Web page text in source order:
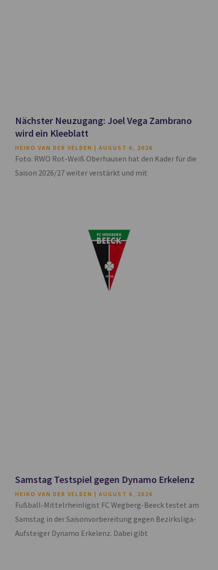
Nächster Neuzugang: Joel Vega Zambrano
wird ein Kleeblatt
HEIKO VAN DER VELDEN AUGUST 6, 2026
Foto: RWO Rot-Weiß Oberhausen hat den Kader für die
Saison 2026/27 weiter verstärkt und mit
Samstag Testspiel gegen Dynamo Erkelenz
HEIKO VAN DER VELDEN AUGUST 6, 2026
Fußball-Mittelrheinligist FC Wegberg-Beeck testet am
Samstag in der Saisonvorbereitung gegen Bezirksliga-
Aufsteiger Dynamo Erkelenz. Dabei gibt